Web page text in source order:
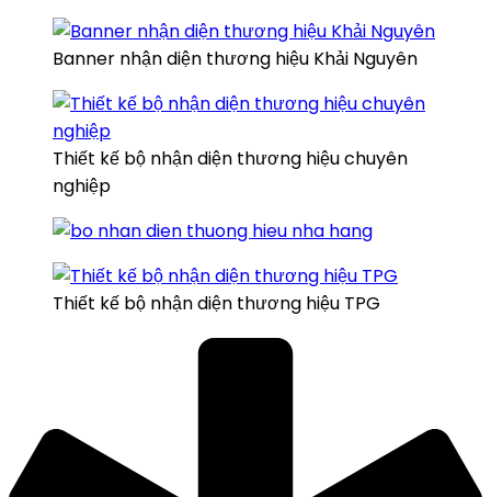
Banner nhận diện thương hiệu Khải Nguyên
Thiết kế bộ nhận diện thương hiệu chuyên
nghiệp
Thiết kế bộ nhận diện thương hiệu TPG